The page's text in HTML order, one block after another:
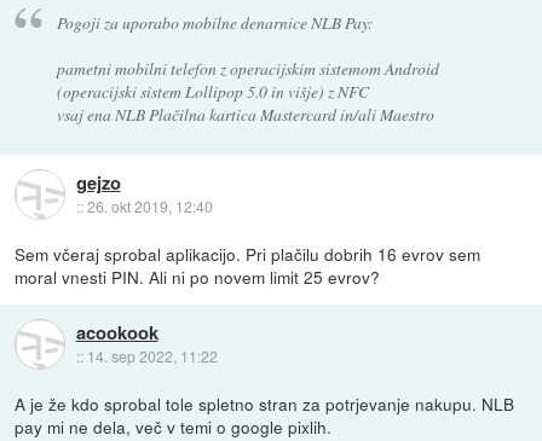
Pogoji za uporabo mobilne denarnice NLB Pay:
pametni mobilni telefon z operacijskim sistemom Android
(operacijski sistem Lollipop 5.0 in višje) z NFC
vsaj ena NLB Plačilna kartica Mastercard in/ali Maestro
gejzo
::26. okt 2019, 12:40
Sem včeraj sprobal aplikacijo. Pri plačilu dobrih 16 evrov sem
moral vnesti PIN. Ali ni po novem limit 25 evrov?
acookook
:: 14. sep 2022, 11:22
A je že kdo sprobal tole spletno stran za potrjevanje nakupu. NLB
pay mi ne dela, več v temi o google pixlih.